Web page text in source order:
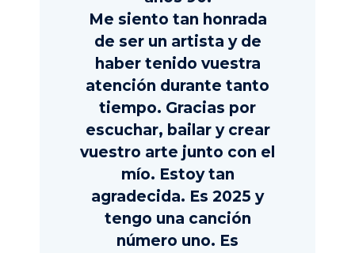
Me siento tan honrada
de ser un artista y de
haber tenido vuestra
atención durante tanto
tiempo. Gracias por
escuchar, bailar y crear
vuestro arte junto con el
mío. Estoy tan
agradecida. Es 2025 y
tengo una canción
número uno. Es